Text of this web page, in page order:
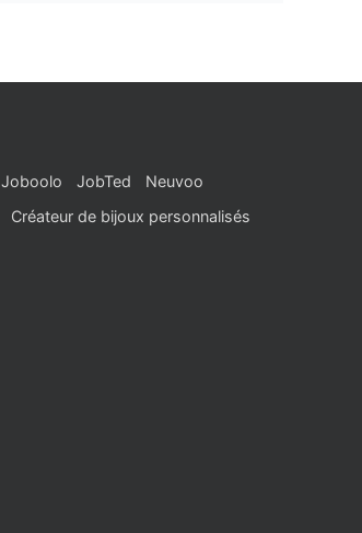
Joboolo JobTed
Neuvoo
Créateur de bijoux personnalisés